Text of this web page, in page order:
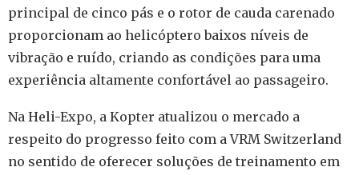
principal de cinco pás e o rotor de cauda carenado
proporcionam ao helicóptero baixos níveis de
vibração e ruído, criando as condições para uma
experiência altamente confortável ao passageiro.
Na Heli-Expo, a Kopter atualizou o mercado a
respeito do progresso feito com a VRM Switzerland
no sentido de oferecer soluções de treinamento em